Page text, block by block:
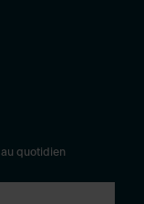
quotidien